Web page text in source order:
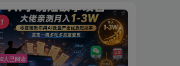
人已阅读